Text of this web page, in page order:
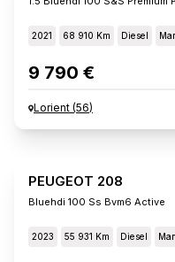
2021 68 910 Km Diesel
9 790 €
Lorient (56)
PEUGEOT 208
Bluehdi 100 Ss Bvm6 Active
2023 55 931 Km Diesel